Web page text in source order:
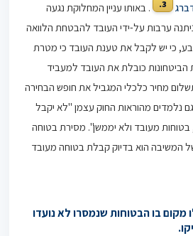
3.
. באותו עניין המחלוקת נגעה
ערבות על-ידי העובד להבטחת הלוואה
כי יש לקבל את טענת העובד כי מטרת
הביטחונות כובלת את העובד למעביד
מחיר כלכלי המגביל את חופש הבחירה
נלמדים מהוראות החוק עצמן "לא יקבל
בטוחות מעובד ולא יממשן". מסירת בטוחה
המשיבה הוא בדיוק קבלת בטוחה מעובד
מקום בו הבטוחות שנמסרו לא נועדו